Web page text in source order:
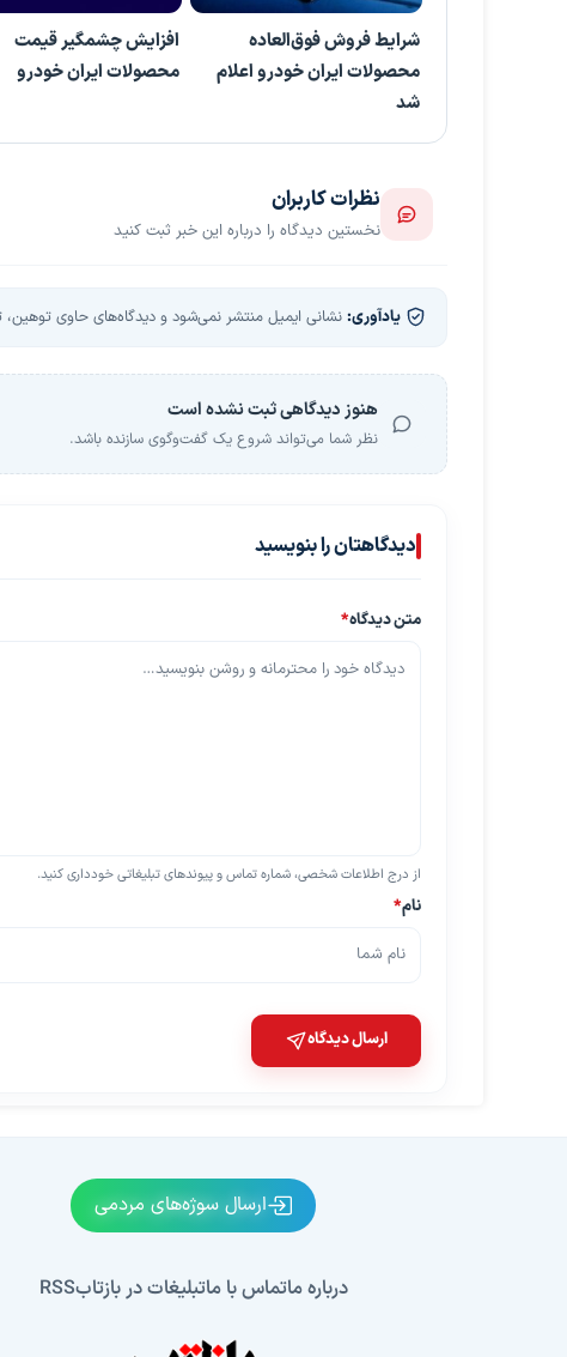
شرایط فروش فوق‌العاده
محصولات ایران خودرو اعلام
شد
افزایش چشمگیر قیمت
محصولات ایران خودرو
نظرات کاربران
نخستین دیدگاه را درباره این خبر ثبت کنید
یادآوری: نشانی ایمیل منتشر نمی‌شود و دیدگاه‌های حاوی توهین،
هنوز دیدگاهی ثبت نشده است
نظر شما می‌تواند شروع یک گفت‌وگوی سازنده باشد.
دیدگاهتان را بنویسید
متن دیدگاه*
از درج اطلاعات شخصی، شماره تماس و پیوندهای تبلیغاتی خودداری کنید.
نام*
ارسال دیدگاه
ارسال سوژه‌های مردمی
درباره ماتماس با ماتبلیغات در بازتابRSS